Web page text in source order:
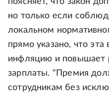
но только если
локальном
прямо указано, что
инфляцию и повышает
зарплаты. "Премия
сотрудникам без